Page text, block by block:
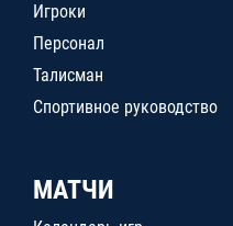
Игроки
Персонал
Талисман
Спортивное руководство
МАТЧИ